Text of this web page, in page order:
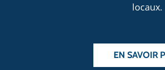
locaux.
EN SAVOIR